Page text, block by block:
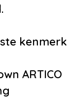
camera
met cd-
ARTICO